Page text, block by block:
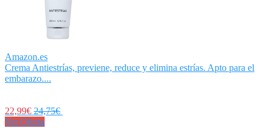
Amazon.es
Crema Antiestrías, previene, reduce y elimina estrías. Apto para el
embarazo....
22,99€ 24,75€
Ver Oferta